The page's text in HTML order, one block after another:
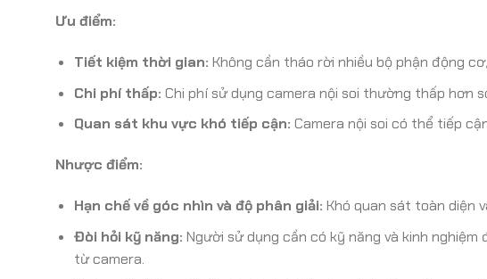
Ưu điểm:
Tiết kiệm thời gian: Không cần tháo rời nhiều bộ phận động
Chi phí thấp: Chi phí sử dụng camera nội soi thường thấp hơn
Quan sát khu vực khó tiếp cận: Camera nội soi có thể tiếp
Nhược điểm:
Hạn chế về góc nhìn và độ phân giải: Khó quan sát toàn diện
Đòi hỏi kỹ năng: Người sử dụng cần có kỹ năng và kinh
từ camera.